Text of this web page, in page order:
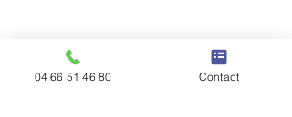
04 66 51 46 80 Contact